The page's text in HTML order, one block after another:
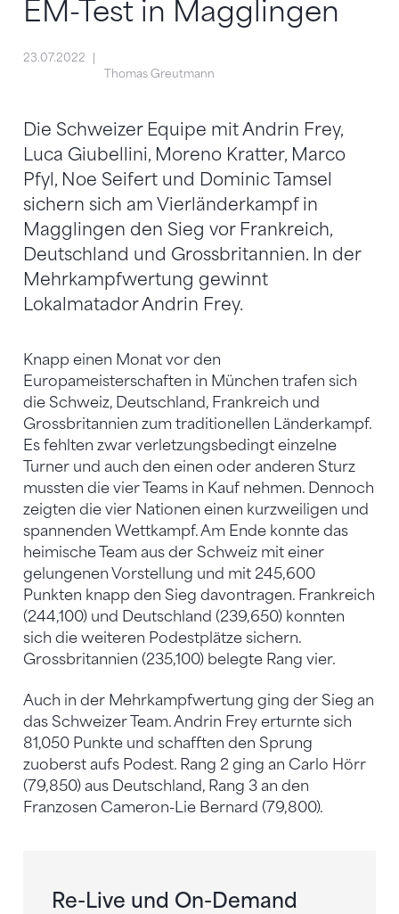
EM-Test in Magglingen
23.07.2022
Thomas Greutmann
Die Schweizer Equipe mit Andrin Frey,
Luca Giubellini, Moreno Kratter, Marco
Pfyl, Noe Seifert und Dominic Tamsel
sichern sich am Vierländerkampf in
Magglingen den Sieg vor Frankreich,
Deutschland und Grossbritannien. In der
Mehrkampfwertung gewinnt
Lokalmatador Andrin Frey.
Knapp einen Monat vor den
Europameisterschaften in München trafen sich
die Schweiz, Deutschland, Frankreich und
Grossbritannien zum traditionellen Länderkampf.
Es fehlten zwar verletzungsbedingt einzelne
Turner und auch den einen oder anderen Sturz
mussten die vier Teams in Kauf nehmen. Dennoch
zeigten die vier Nationen einen kurzweiligen und
spannenden Wettkampf. Am Ende konnte das
heimische Team aus der Schweiz mit einer
gelungenen Vorstellung und mit 245,600
Punkten knapp den Sieg davontragen. Frankreich
(244,100) und Deutschland (239,650) konnten
sich die weiteren Podestplätze sichern.
Grossbritannien (235,100) belegte Rang vier.
Auch in der Mehrkampfwertung ging der Sieg an
das Schweizer Team. Andrin Frey erturnte sich
81,050 Punkte und schafften den Sprung
zuoberst aufs Podest. Rang 2 ging an Carlo Hörr
(79,850) aus Deutschland, Rang 3 an den
Franzosen Cameron-Lie Bernard (79,800).
Re-Live und On-Demand